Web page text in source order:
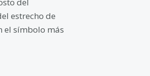
del
estrecho de
el símbolo más